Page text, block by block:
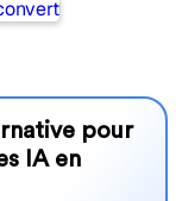
pour
IA en